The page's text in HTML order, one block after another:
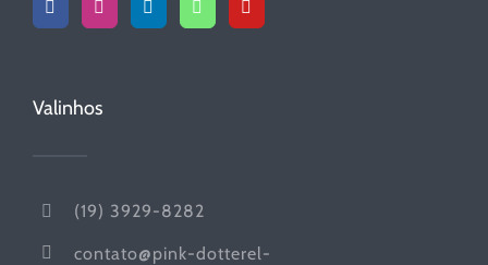
Valinhos
(19) 3929-8282
contato@pink-dotterel-